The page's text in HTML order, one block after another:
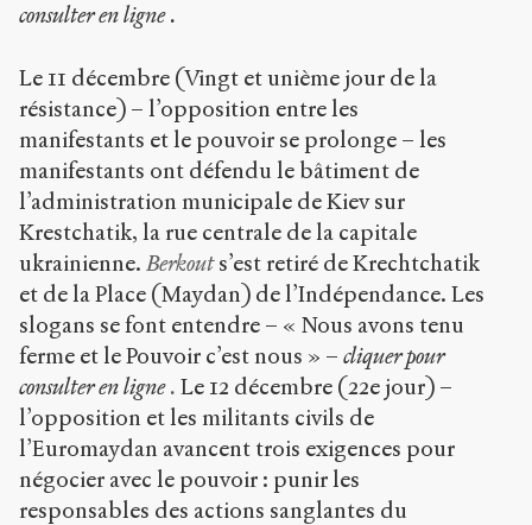
consulter en ligne .
Le 11 décembre (Vingt et unième jour de la
résistance) – l’opposition entre les
manifestants et le pouvoir se prolonge – les
manifestants ont défendu le bâtiment de
l’administration municipale de Kiev sur
Krestchatik, la rue centrale de la capitale
ukrainienne. Berkouts’est retiré de Krechtchatik
et de la Place (Maydan) de l’Indépendance. Les
slogans se font entendre – « Nous avons tenu
ferme et le Pouvoir c’est nous » – cliquer pour
consulter en ligne . Le 12 décembre (22e jour) –
l’opposition et les militants civils de
l’Euromaydan avancent trois exigences pour
négocier avec le pouvoir : punir les
responsables des actions sanglantes du